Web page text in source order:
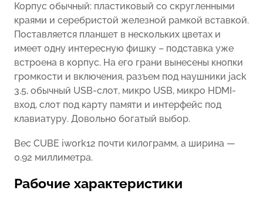
Корпус обычный: пластиковый со скругленными
краями и серебристой железной рамкой вставкой.
Поставляется планшет в нескольких цветах и
имеет одну интересную фишку – подставка уже
встроена в корпус. На его грани вынесены кнопки
громкости и включения, разъем под наушники jack
3.5, обычный USB-слот, микро USB, микро HDMI-
вход, слот под карту памяти и интерфейс под
клавиатуру. Довольно богатый выбор.
Вес CUBE iwork12 почти килограмм, а ширина —
0.92 миллиметра.
Рабочие характеристики